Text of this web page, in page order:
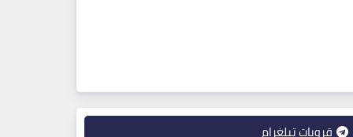
قروبات تيلغرام